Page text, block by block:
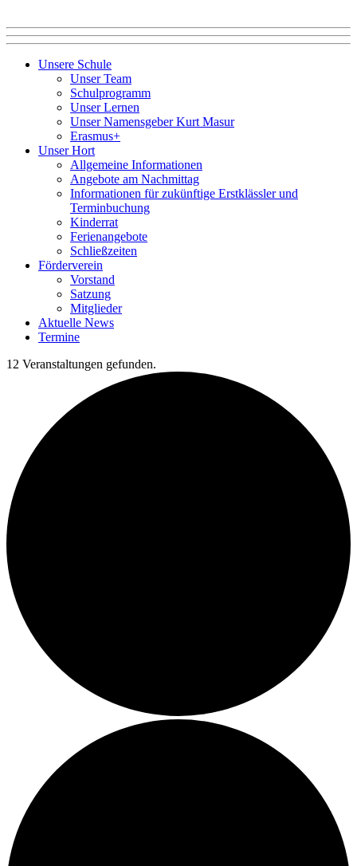
Unsere Schule
Unser Team
Schulprogramm
Unser Lernen
Unser Namensgeber Kurt Masur
Erasmus+
Unser Hort
Allgemeine Informationen
Angebote am Nachmittag
Informationen für zukünftige Erstklässler und
Terminbuchung
Kinderrat
Ferienangebote
Schließzeiten
Förderverein
Vorstand
Satzung
Mitglieder
Aktuelle News
Termine
12 Veranstaltungen gefunden.